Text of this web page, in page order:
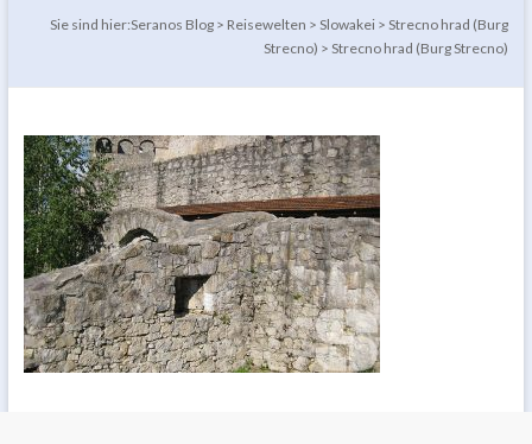
Sie sind hier:Seranos Blog > Reisewelten >Slowakei >Strecno hrad (Burg
Strecno) >Strecno hrad (Burg Strecno)